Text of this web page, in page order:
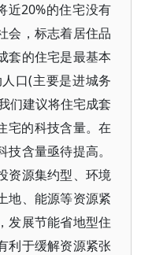
近20%的住宅没有
会，标志着居住品
套的住宅是最基本
口(主要是进城务
们建议将住宅成套
宅的科技含量。在
含量亟待提高。
资源集约型、环境
地、能源等资源紧
发展节能省地型住
利于缓解资源紧张